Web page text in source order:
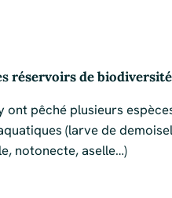
réservoirs de biodiversité
ont pêché plusieurs
(larve de
notonecte, aselle…)